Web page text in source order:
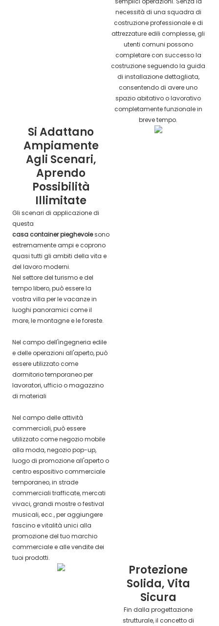
necessità di una squadra di
costruzione professionale e di
attrezzature edili complesse, gli
utenti comuni possono
completare con successo la
costruzione seguendo la guida
di installazione dettagliata,
consentendo di avere uno
spazio abitativo o lavorativo
completamente funzionale in
breve tempo.
Si Adattano
Ampiamente
Agli Scenari,
Aprendo
Possibilità
Illimitate
Gli scenari di applicazione di
questa
casa container pieghevolesono
estremamente ampi e coprono
quasi tutti gli ambiti della vita e
del lavoro moderni.
Nel settore del turismo e del
tempo libero, può essere la
vostra villa per le vacanze in
luoghi panoramici come il
mare, le montagne e le foreste.
Nel campo dell'ingegneria edile
e delle operazioni all'aperto, può
essere utilizzato come
dormitorio temporaneo per
lavoratori, ufficio o magazzino
di materiali
Nel campo delle attività
commerciali, può essere
utilizzato come negozio mobile
alla moda, negozio pop-up,
luogo di promozione all'aperto o
centro espositivo commerciale
temporaneo, in strade
commerciali trafficate, mercati
vivaci, grandi mostre o festival
musicali, ecc., per aggiungere
fascino e vitalità unici alla
promozione del tuo marchio
commerciale e alle vendite dei
tuoi prodotti.
Protezione
Solida, Vita
Sicura
Fin dalla progettazione
strutturale, il concetto di